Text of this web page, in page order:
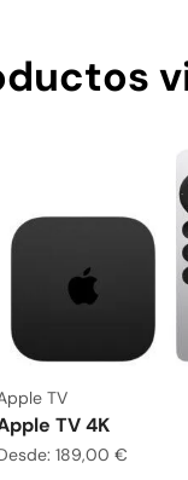
TV
TV 4K
189,00€